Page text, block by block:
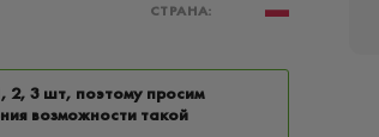
СТРАНА:
2, 3 шт, поэтому просим
возможности такой